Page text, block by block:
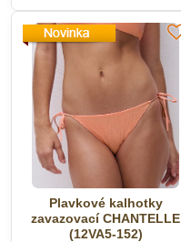
(22JA0-
27)
-
Velikost:
Plavkové kalhotky
zavazovací CHANTELLE
(12VA5-152)